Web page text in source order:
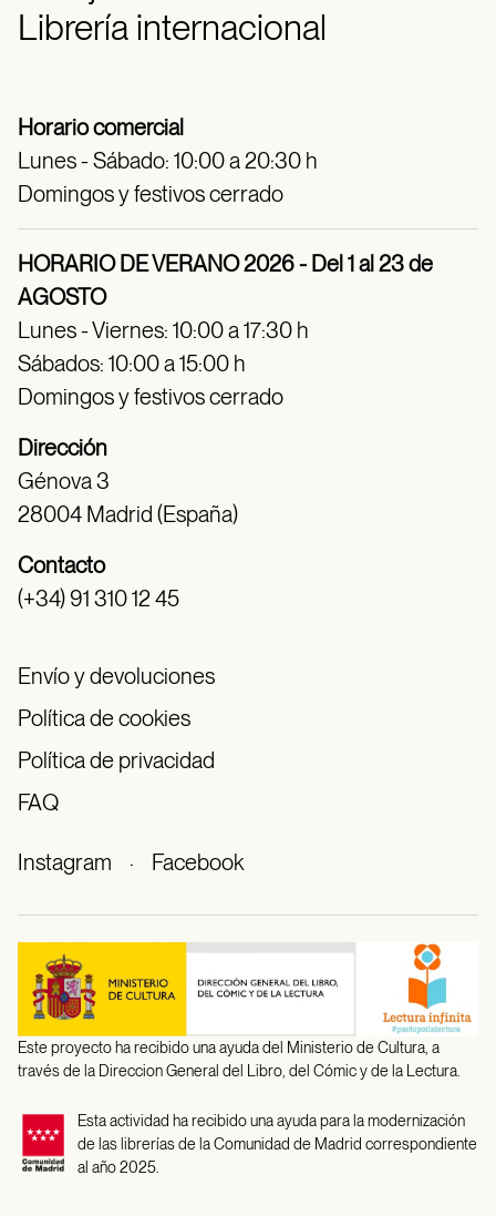
Librería internacional
Horario comercial
Lunes - Sábado: 10:00 a 20:30 h
Domingos y festivos cerrado
HORARIO DE VERANO 2026 - Del 1 al 23 de
AGOSTO
Lunes - Viernes: 10:00 a 17:30 h
Sábados: 10:00 a 15:00 h
Domingos y festivos cerrado
Dirección
Génova 3
28004 Madrid (España)
Contacto
(+34) 91 310 12 45
Envío y devoluciones
Política de cookies
Política de privacidad
FAQ
Instagram · Facebook
Este proyecto ha recibido una ayuda del Ministerio de Cultura, a
través de la Direccion General del Libro, del Cómic y de la Lectura.
Esta actividad ha recibido una ayuda para la modernización
de las librerías de la Comunidad de Madrid correspondiente
al año 2025.